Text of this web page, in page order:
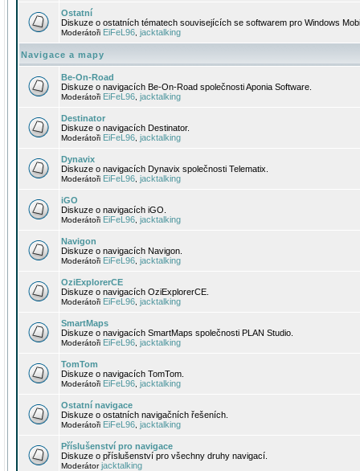
Ostatní
Diskuze o ostatních tématech souvisejících se softwarem pro Windows
Moderátoři EiFeL96 jacktalking
Navigace a mapy
Be-On-Road
Diskuze o navigacích Be-On-Road společnosti Aponia Software.
Moderátoři EiFeL96 jacktalking
Destinator
Diskuze o navigacích Destinator.
Moderátoři EiFeL96 jacktalking
Dynavix
Diskuze o navigacích Dynavix společnosti Telematix.
Moderátoři EiFeL96 jacktalking
iGO
Diskuze o navigacích iGO.
Moderátoři EiFeL96 jacktalking
Navigon
Diskuze o navigacích Navigon.
Moderátoři EiFeL96 jacktalking
OziExplorerCE
Diskuze o navigacích OziExplorerCE.
Moderátoři EiFeL96 jacktalking
SmartMaps
Diskuze o navigacích SmartMaps společnosti PLAN Studio.
Moderátoři EiFeL96 jacktalking
TomTom
Diskuze o navigacích TomTom.
Moderátoři EiFeL96 jacktalking
Ostatní navigace
Diskuze o ostatních navigačních řešeních.
Moderátoři EiFeL96 jacktalking
Příslušenství pro navigace
Diskuze o příslušenství pro všechny druhy navigací.
Moderátorjacktalking